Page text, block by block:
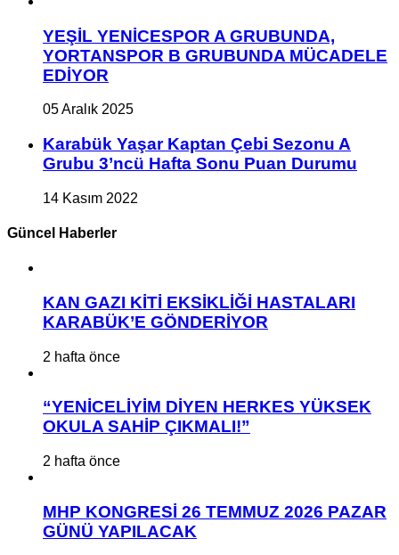
YEŞİL YENİCESPOR A GRUBUNDA,
YORTANSPOR B GRUBUNDA MÜCADELE
EDİYOR
05 Aralık 2025
Karabük Yaşar Kaptan Çebi Sezonu A
Grubu 3’ncü Hafta Sonu Puan Durumu
14 Kasım 2022
Güncel Haberler
KAN GAZI KİTİ EKSİKLİĞİ HASTALARI
KARABÜK’E GÖNDERİYOR
2 hafta önce
“YENİCELİYİM DİYEN HERKES YÜKSEK
OKULA SAHİP ÇIKMALI!”
2 hafta önce
MHP KONGRESİ 26 TEMMUZ 2026 PAZAR
GÜNÜ YAPILACAK